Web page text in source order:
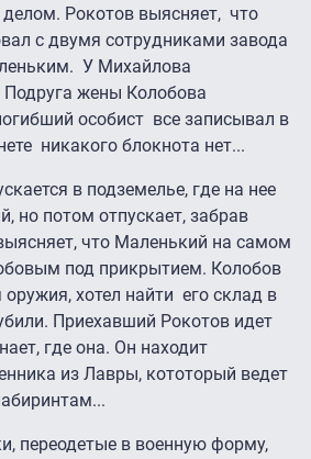
делом. Рокотов выясняет, что
с двумя сотрудниками завода
У Михайлова
Подруга жены Колобова
особист все записывал в
никакого блокнота нет...
в подземелье, где на нее
но потом отпускает, забрав
что Маленький на самом
под прикрытием. Колобов
хотел найти его склад в
Приехавший Рокотов идет
где она. Он находит
из Лавры, кототорый ведет
переодетые в военную форму,